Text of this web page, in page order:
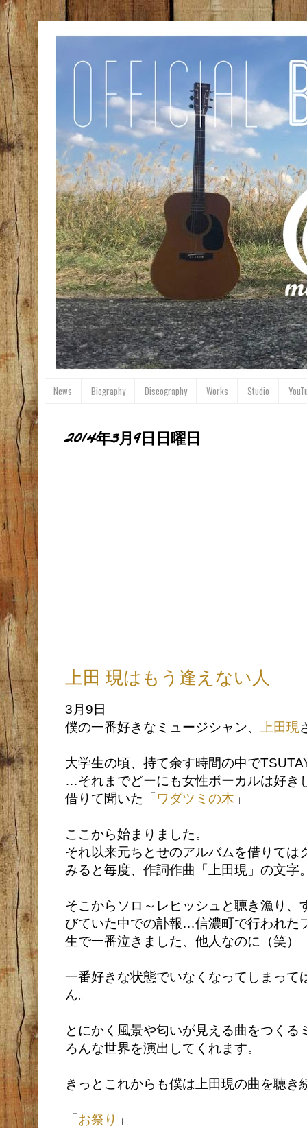
News Biography Discography Works Studio
2014年3月9日日曜日
上田 現はもう逢えない人
3月9日
僕の一番好きなミュージシャン、 上田現
大学生の頃、持て余す時間の中で
…それまでどーにも女性ボーカルは好き
借りて聞いた「 ワダツミの木 」
ここから始まりました。
それ以来元ちとせのアルバムを借りて
みると毎度、作詞作曲「上田現」の文字
そこからソロ～レピッシュと聴き漁り
びていた中での訃報…信濃町で行われた
生で一番泣きました、他人なのに（笑）
一番好きな状態でいなくなってしまって
ん。
とにかく風景や匂いが見える曲をつく
ろんな世界を演出してくれます。
きっとこれからも僕は上田現の曲を聴
「 お祭り 」